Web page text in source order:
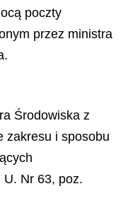
poczty
przez ministra
Środowiska z
zakresu i sposobu
Nr 63, poz.